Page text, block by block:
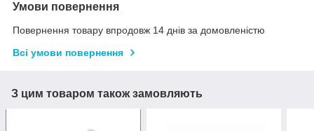
Умови повернення
Повернення товару впродовж 14 днів за домовленістю
Всі умови повернення
З цим товаром також замовляють